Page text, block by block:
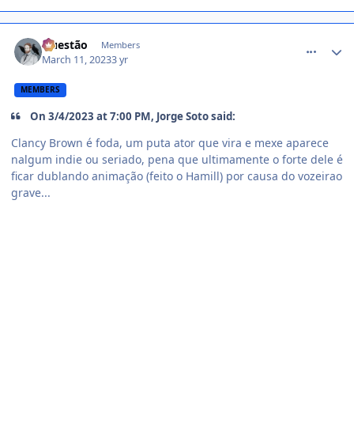
Questão Members
March 11, 20233 yr
MEMBERS
On 3/4/2023 at 7:00 PM, Jorge Soto said:
Clancy Brown é foda, um puta ator que vira e mexe aparece
nalgum indie ou seriado, pena que ultimamente o forte dele é
ficar dublando animação (feito o Hamill) por causa do vozeirao
grave...